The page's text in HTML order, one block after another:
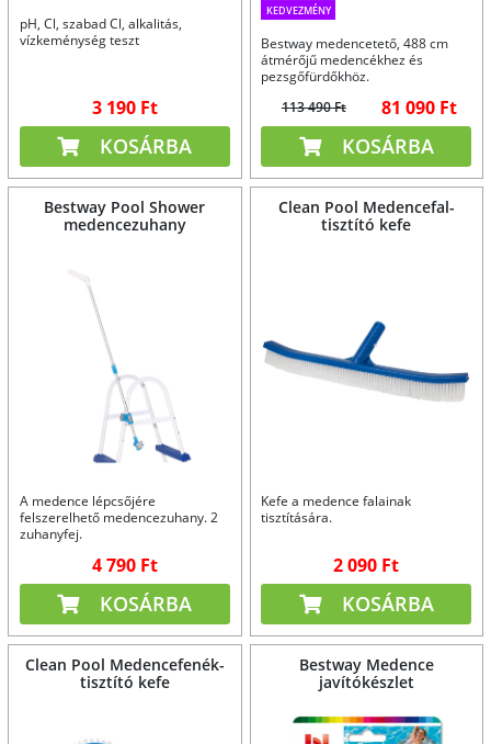
pH, Cl, szabad Cl, alkalitás,
vízkeménység teszt
3 190 Ft
KOSÁRBA
KEDVEZMÉNY
Bestway medencetető, 488 cm
átmérőjű medencékhez és
pezsgőfürdőkhöz.
113 490 Ft
81 090 Ft
KOSÁRBA
Bestway Pool Shower
medencezuhany
A medence lépcsőjére
felszerelhető medencezuhany. 2
zuhanyfej.
4 790 Ft
KOSÁRBA
Clean Pool Medencefal-
tisztító kefe
Kefe a medence falainak
tisztítására.
2 090 Ft
KOSÁRBA
Clean Pool Medencefenék-
tisztító kefe
Bestway Medence
javítókészlet